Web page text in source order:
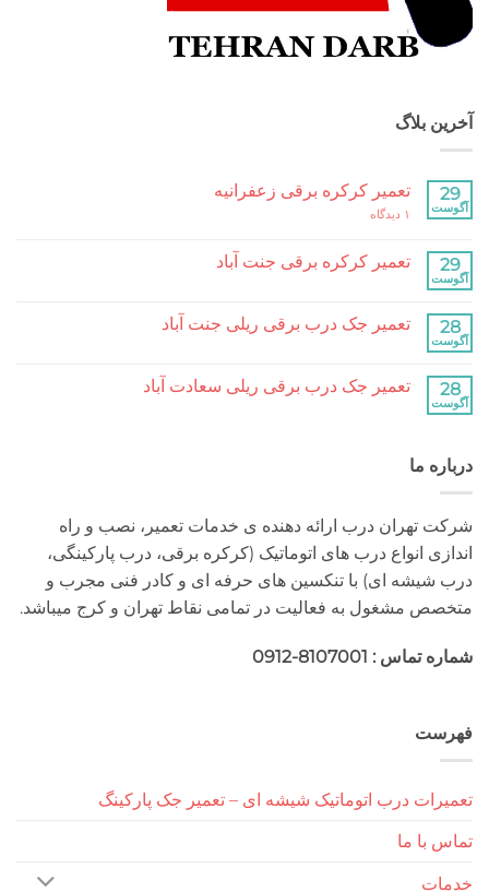
تعمیر کرکره برقی زعفرانیه
۱ دیدگاه
برای
برقی
زعفرانیه
تعمیر کرکره برقی جنت آباد
هیچ
برای
تعمیر
کرکره
برقی
آباد
ثبت
نشده
تعمیر جک درب برقی ریلی جنت آباد
هیچ
برای
تعمیر
جک
درب
جنت
آباد
ثبت
نشده
تعمیر جک درب برقی ریلی سعادت آباد
هیچ
جک
درب
برقی
سعادت
آباد
ما
درب ارائه دهنده ی خدمات تعمیر، نصب و راه
انواع درب های اتوماتیک (کرکره برقی، درب پارکینگی،
ای) با تنکسین های حرفه ای و کادر فنی مجرب و
مشغول به فعالیت در تمامی نقاط تهران و کرج میباشد.
: 8107001-0912
درب اتوماتیک شیشه ای – تعمیر جک پارکینگ
ما